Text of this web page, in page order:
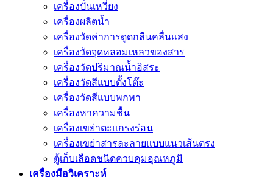
เครื่องปั่นเหวี่ยง
เครื่องผลิตน้ำ
เครื่องวัดค่าการดูดกลืนคลื่นแสง
เครื่องวัดจุดหลอมเหลวของสาร
เครื่องวัดปริมาณน้ำอิสระ
เครื่องวัดสีแบบตั้งโต๊ะ
เครื่องวัดสีแบบพกพา
เครื่องหาความชื้น
เครื่องเขย่าตะแกรงร่อน
เครื่องเขย่าสารละลายแบบแนวเส้นตรง
ตู้เก็บเลือดชนิดควบคุมอุณหภูมิ
เครื่องมือวิเคราะห์